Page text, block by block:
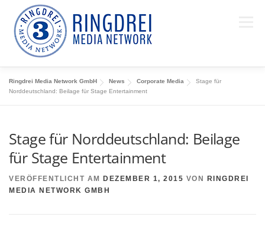
Zum Inhalt springen
WER WIR SIND LEISTUNGEN PROJEKTE
IMPRESSIONEN NEWS TEAM KONTAKT
Ringdrei Media Network GmbH News Corporate Media
Stage für
Norddeutschland: Beilage für Stage Entertainment
Stage für Norddeutschland: Beilage
für Stage Entertainment
VERÖFFENTLICHT AM DEZEMBER 1, 2015 VON
RINGDREI
MEDIA NETWORK GMBH